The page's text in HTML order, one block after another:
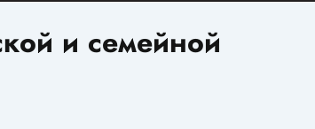
и семейной